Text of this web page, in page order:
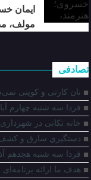
ایمان
مولف،
تصادفی
نان کارتی و کوپنی
فردا سه شنبه چهارم آبان ماه ۱۴۰۰،
خانه تکانی در
دستگيري سارق و کشف
فردا سه شنبه هجدهم
هدف ما ارائه